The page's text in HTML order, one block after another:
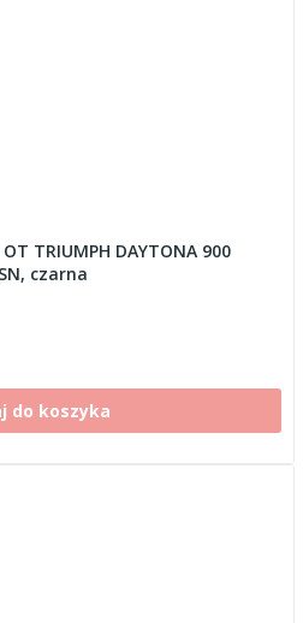
TRIUMPH DAYTONA 900
czarna
do koszyka